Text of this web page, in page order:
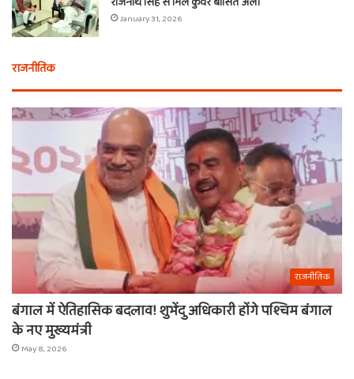
January 31, 2026
राजनीतिक
राजनीतिक
बंगाल में ऐतिहासिक बदलाव! शुभेंदु अधिकारी होंगे पश्चिम बंगाल
के नए मुख्यमंत्री
May 8, 2026